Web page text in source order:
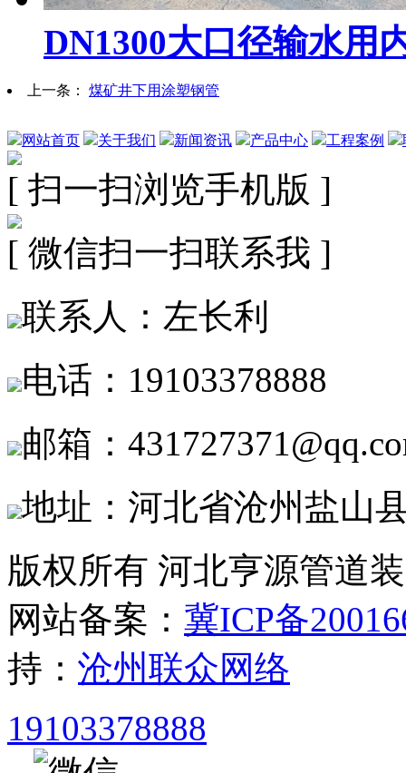
DN1300大口径输水用
上一条： 煤矿井下用涂塑钢管
网站首页 关于我们 新闻资讯 产品中心 工程案例
[ 扫一扫浏览手机版 ]
[ 微信扫一扫联系我 ]
联系人：左长利
电话：19103378888
邮箱：
地址：河北省沧州盐山
版权所有 河北亨源管道
网站备案： 冀ICP备
持： 沧州联众网络
19103378888